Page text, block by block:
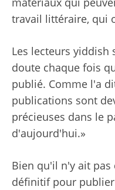
travail littéraire, qui
Les lecteurs yiddish
doute chaque fois
publié. Comme l'a
publications sont
précieuses dans le
d'aujourd'hui.»
Bien qu'il n'y ait
définitif pour